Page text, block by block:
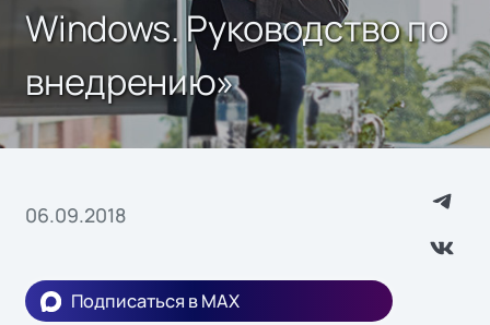
Windows. Руководство по
внедрению»
06.09.2018
Подписаться в MAX